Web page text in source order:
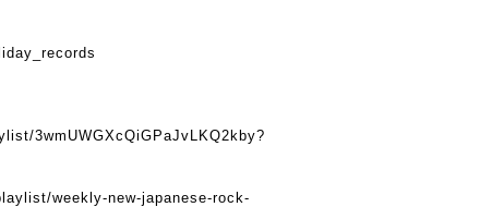
3wmUWGXcQiGPaJvLKQ2kby?
weekly-new-japanese-rock-